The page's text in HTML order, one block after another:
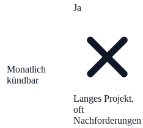
Ja
Monatlich
kündbar
Langes Projekt,
oft
Nachforderungen